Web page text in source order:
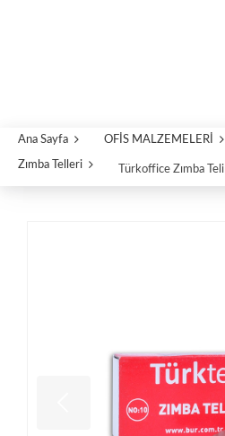
Ana Sayfa OFİS MALZEMELERİ
Zımba Telleri Türkoffice Zımba